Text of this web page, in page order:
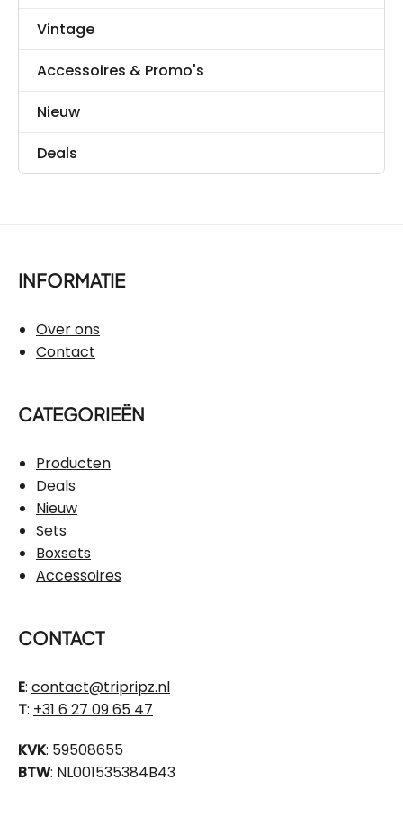
Vintage
Accessoires & Promo's
Nieuw
Deals
INFORMATIE
Over ons
Contact
CATEGORIEËN
Producten
Deals
Nieuw
Sets
Boxsets
Accessoires
CONTACT
E: contact@tripripz.nl
T: +31 6 27 09 65 47
KVK: 59508655
BTW: NL001535384B43